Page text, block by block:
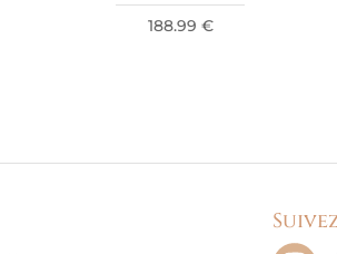
188.99€